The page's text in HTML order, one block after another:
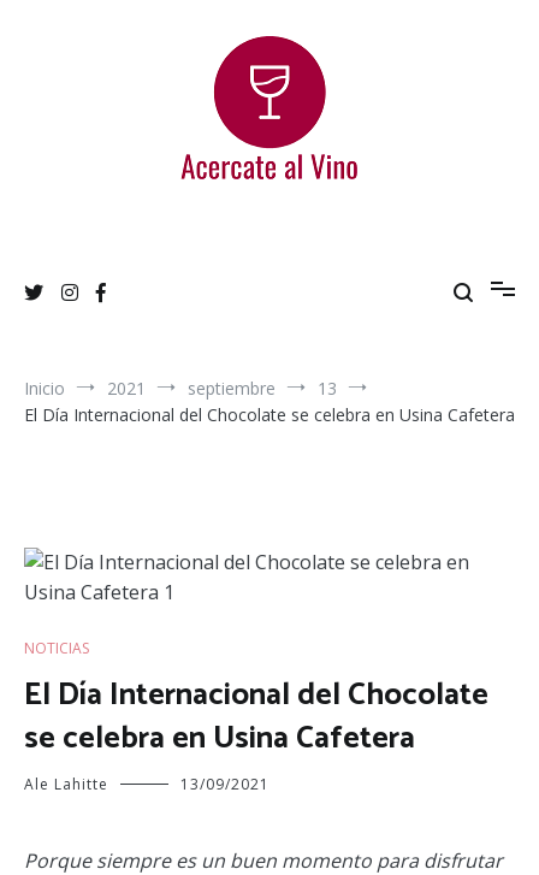
Inicio 2021 septiembre
13
El Día Internacional del Chocolate se celebra en Usina Cafetera
NOTICIAS
El Día Internacional del Chocolate
se celebra en Usina Cafetera
Ale Lahitte 13/09/2021
Porque siempre es un buen momento para disfrutar